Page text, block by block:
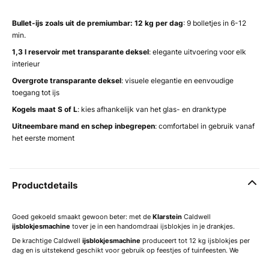
Bullet-ijs zoals uit de premiumbar: 12 kg per dag: 9 bolletjes in 6-12
min.
1,3 l reservoir met transparante deksel: elegante uitvoering voor elk
interieur
Overgrote transparante deksel: visuele elegantie en eenvoudige
toegang tot ijs
Kogels maat S of L: kies afhankelijk van het glas- en dranktype
Uitneembare mand en schep inbegrepen: comfortabel in gebruik vanaf
het eerste moment
Productdetails
Goed gekoeld smaakt gewoon beter: met de Klarstein Caldwell
ijsblokjesmachine tover je in een handomdraai ijsblokjes in je drankjes.
De krachtige Caldwell ijsblokjesmachine produceert tot 12 kg ijsblokjes per
dag en is uitstekend geschikt voor gebruik op feestjes of tuinfeesten. We